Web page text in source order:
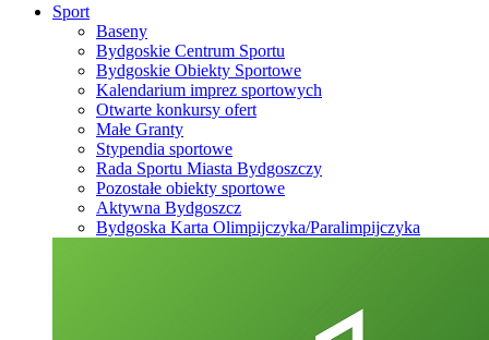
Sport
Baseny
Bydgoskie Centrum Sportu
Bydgoskie Obiekty Sportowe
Kalendarium imprez sportowych
Otwarte konkursy ofert
Małe Granty
Stypendia sportowe
Rada Sportu Miasta Bydgoszczy
Pozostałe obiekty sportowe
Aktywna Bydgoszcz
Bydgoska Karta Olimpijczyka/Paralimpijczyka